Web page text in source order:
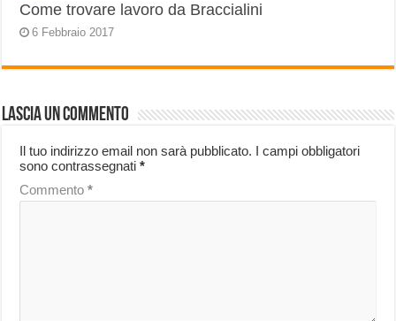
Come trovare lavoro da Braccialini
6 Febbraio 2017
Lascia un commento
Il tuo indirizzo email non sarà pubblicato. I campi obbligatori
sono contrassegnati*
Commento*